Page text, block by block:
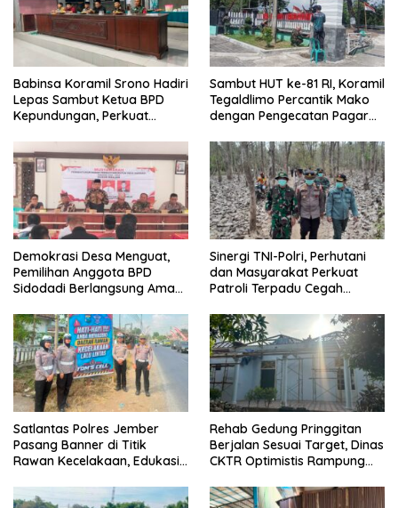
Babinsa Koramil Srono Hadiri
Lepas Sambut Ketua BPD
Kepundungan, Perkuat
Sambut HUT ke-81 RI, Koramil
Tegaldlimo Percantik Mako
dengan Pengecatan Pagar
Demokrasi Desa Menguat,
Pemilihan Anggota BPD
Sidodadi Berlangsung Aman
Babinsa dan
Bhabinkamtibmas
Sinergi TNI-Polri, Perhutani
dan Masyarakat Perkuat
Patroli Terpadu Cegah
Satlantas Polres Jember
Pasang Banner di Titik
Rawan Kecelakaan, Edukasi
Keselamatan
Rehab Gedung Pringgitan
Berjalan Sesuai Target, Dinas
CKTR Optimistis Rampung